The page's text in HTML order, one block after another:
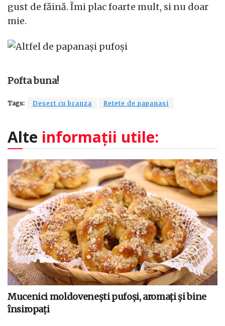
gust de făină. Îmi plac foarte mult, si nu doar
mie.
Pofta buna!
Tags: Desert cu branza Retete de papanasi
Alte informații utile:
Mucenici moldovenești pufoși, aromați și bine
însiropați